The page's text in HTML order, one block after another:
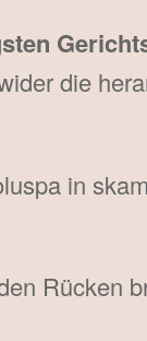
die
in
Rücken